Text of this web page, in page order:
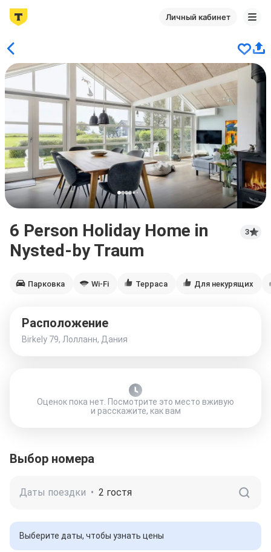
Личный кабинет
6 Person Holiday Home in
Nysted-by Traum
3
Парковка Wi-Fi Терраса Для некурящих
Расположение
Birkely 79, Лолланн, Дания
Оценок пока нет. Посмотрите это место вживую
и расскажите, как вам
Выбор номера
Даты поездки • 2 гостя
Выберите даты, чтобы узнать цены